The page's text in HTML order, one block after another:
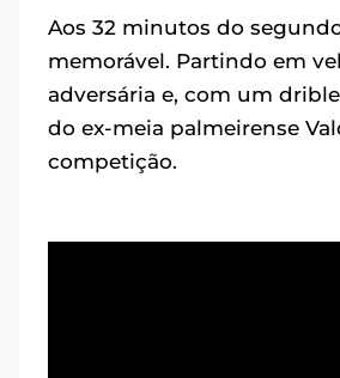
Aos 32 minutos do
memorável. Partindo em
adversária e, com um
do ex-meia palmeirense
competição.